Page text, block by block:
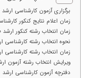
برگزاری آزمون کارشناسی ارشد ۱۴۰۰
زمان اعلام نتایج کنکور
زمان انتخاب رشته کنکور ارشد ۱۴۰۰
نحوه انتخاب رشته کارشناسی
زمان انتخاب رشته کارشناسی
ویرایش انتخاب رشته آزمون ارشد
دفترچه آزمون کارشناسی ارشد